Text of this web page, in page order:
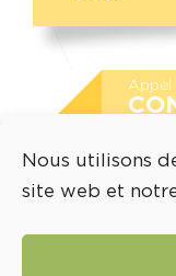
Nous utilisons
site web et
Appel
HORIZON
Développer